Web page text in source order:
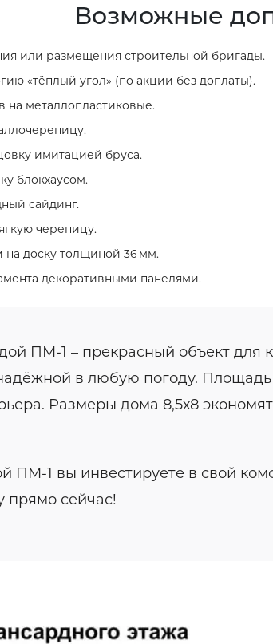
Возможные
или размещения строительной бригады.
«тёплый угол» (по акции без доплаты).
на металлопластиковые.
имитацией бруса.
блокхаусом.
сайдинг.
черепицу.
на доску толщиной 36 мм.
декоративными панелями.
ПМ-1 – прекрасный объект для
в любую погоду.
Размеры дома 8,5х8
ПМ-1 вы инвестируете в свой
прямо сейчас!